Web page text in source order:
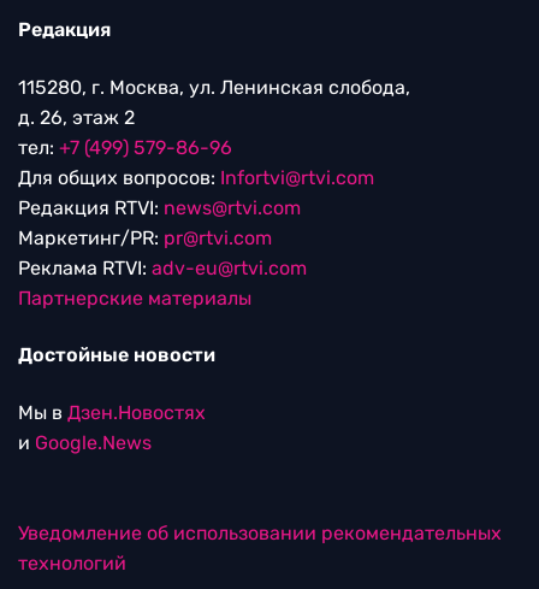
Редакция
115280, г. Москва, ул. Ленинская слобода,
д. 26, этаж 2
тел: +7 (499) 579-86-96
Для общих вопросов: Infortvi@rtvi.com
Редакция RTVI: news@rtvi.com
Маркетинг/PR: pr@rtvi.com
Реклама RTVI: adv-eu@rtvi.com
Партнерские материалы
Достойные новости
Мы в Дзен.Новостях
и Google.News
Уведомление об использовании рекомендательных
технологий